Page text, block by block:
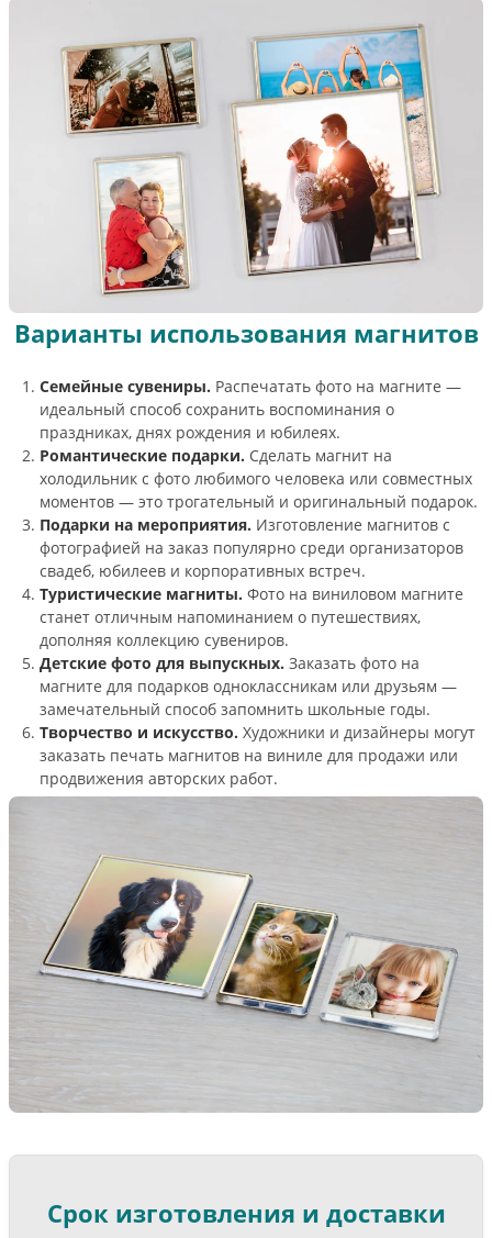
Варианты использования магнитов
Семейные сувениры. Распечатать фото на магните —
идеальный способ сохранить воспоминания о
праздниках, днях рождения и юбилеях.
Романтические подарки. Сделать магнит на
холодильник с фото любимого человека или совместных
моментов — это трогательный и оригинальный подарок.
Подарки на мероприятия. Изготовление магнитов с
фотографией на заказ популярно среди организаторов
свадеб, юбилеев и корпоративных встреч.
Туристические магниты. Фото на виниловом магните
станет отличным напоминанием о путешествиях,
дополняя коллекцию сувениров.
Детские фото для выпускных. Заказать фото на
магните для подарков одноклассникам или друзьям —
замечательный способ запомнить школьные годы.
Творчество и искусство. Художники и дизайнеры могут
заказать печать магнитов на виниле для продажи или
продвижения авторских работ.
Срок изготовления и доставки